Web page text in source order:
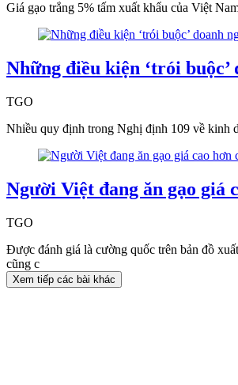
Giá gạo trắng 5% tấm xuất khẩu của Việt
Những điều kiện ‘trói
TGO
Nhiều quy định trong Nghị định 109 về kinh
Người Việt đang ăn gạo giá
TGO
Được đánh giá là cường quốc trên bản đồ
cũng c
Xem tiếp các bài khác